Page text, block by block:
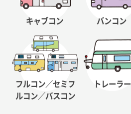
キャブコン バンコン
フルコン／セミフ
ルコン／バスコン
トレーラー